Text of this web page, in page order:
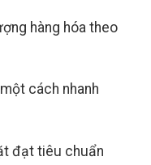
hàng hóa theo
cách nhanh
đạt tiêu chuẩn